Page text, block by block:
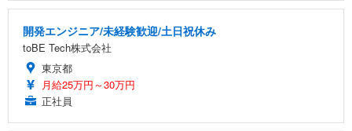
開発エンジニア/未経験歓迎/土日祝休み
toBE Tech株式会社
東京都
月給25万円～30万円
正社員